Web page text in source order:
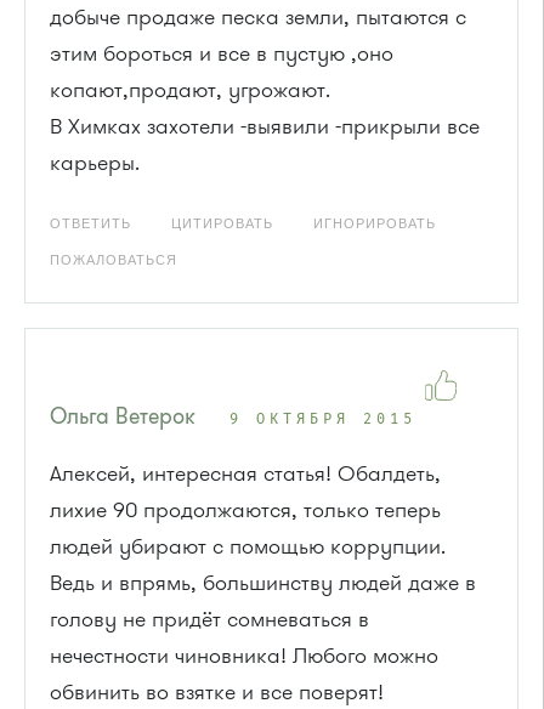
добыче продаже песка земли, пытаются с
этим бороться и все в пустую ,оно
копают,продают, угрожают.
В Химках захотели -выявили -прикрыли все
карьеры.
ОТВЕТИТЬ ЦИТИРОВАТЬ ИГНОРИРОВАТЬ
ПОЖАЛОВАТЬСЯ
Ольга Ветерок 9 ОКТЯБРЯ 2015
Алексей, интересная статья! Обалдеть,
лихие 90 продолжаются, только теперь
людей убирают с помощью коррупции.
Ведь и впрямь, большинству людей даже в
голову не придёт сомневаться в
нечестности чиновника! Любого можно
обвинить во взятке и все поверят!